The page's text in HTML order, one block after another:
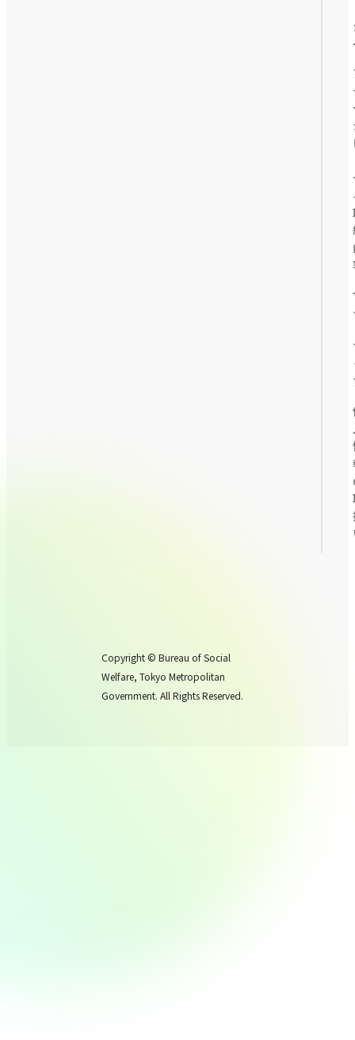
Copyright © Bureau of Social
Welfare, Tokyo Metropolitan
Government. All Rights Reserved.